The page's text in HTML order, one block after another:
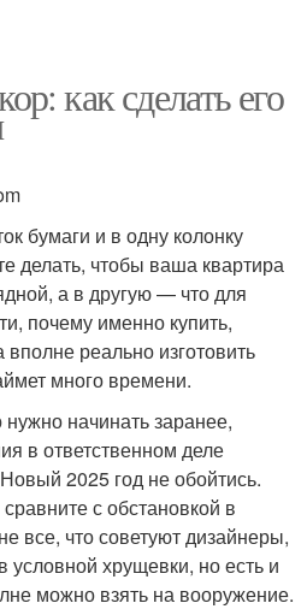
как сделать его
бумаги и в одну колонку
делать, чтобы ваша квартира
а в другую — что для
почему именно купить,
реально изготовить
много времени.
начинать заранее,
в ответственном деле
2025 год не обойтись.
с обстановкой в
все, что советуют дизайнеры,
условной хрущевки, но есть и
можно взять на вооружение.